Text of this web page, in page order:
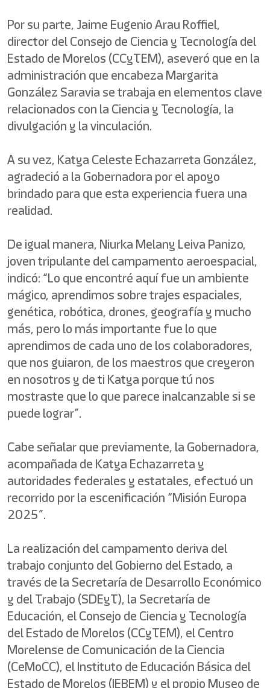
Por su parte, Jaime Eugenio Arau Roffiel,
director del Consejo de Ciencia y Tecnología del
Estado de Morelos (CCyTEM), aseveró que en la
administración que encabeza Margarita
González Saravia se trabaja en elementos clave
relacionados con la Ciencia y Tecnología, la
divulgación y la vinculación.
A su vez, Katya Celeste Echazarreta González,
agradeció a la Gobernadora por el apoyo
brindado para que esta experiencia fuera una
realidad.
De igual manera, Niurka Melany Leiva Panizo,
joven tripulante del campamento aeroespacial,
indicó: “Lo que encontré aquí fue un ambiente
mágico, aprendimos sobre trajes espaciales,
genética, robótica, drones, geografía y mucho
más, pero lo más importante fue lo que
aprendimos de cada uno de los colaboradores,
que nos guiaron, de los maestros que creyeron
en nosotros y de ti Katya porque tú nos
mostraste que lo que parece inalcanzable si se
puede lograr”.
Cabe señalar que previamente, la Gobernadora,
acompañada de Katya Echazarreta y
autoridades federales y estatales, efectuó un
recorrido por la escenificación “Misión Europa
2025”.
La realización del campamento deriva del
trabajo conjunto del Gobierno del Estado, a
través de la Secretaría de Desarrollo Económico
y del Trabajo (SDEyT), la Secretaría de
Educación, el Consejo de Ciencia y Tecnología
del Estado de Morelos (CCyTEM), el Centro
Morelense de Comunicación de la Ciencia
(CeMoCC), el Instituto de Educación Básica del
Estado de Morelos (IEBEM) y el propio Museo de